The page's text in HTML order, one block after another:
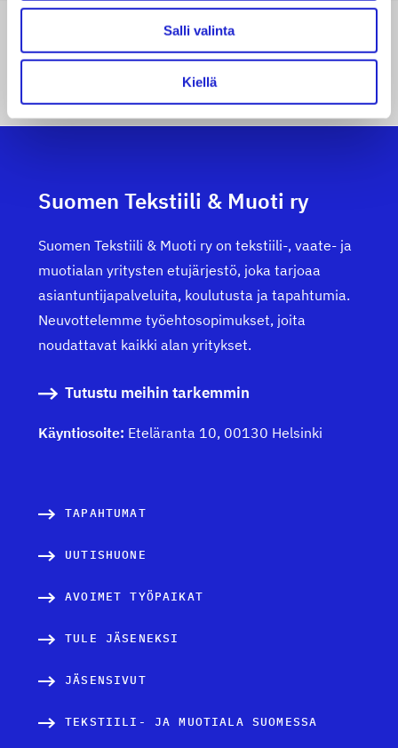
Salli valinta
Kiellä
YHTEISTYÖHAKEMISTO
Suomen Tekstiili & Muoti ry
Suomen Tekstiili & Muoti ry on tekstiili-, vaate- ja
muotialan yritysten etujärjestö, joka tarjoaa
asiantuntijapalveluita, koulutusta ja tapahtumia.
Neuvottelemme työehtosopimukset, joita
noudattavat kaikki alan yritykset.
Tutustu meihin tarkemmin
Käyntiosoite: Eteläranta 10, 00130 Helsinki
TAPAHTUMAT
UUTISHUONE
AVOIMET TYÖPAIKAT
TULE JÄSENEKSI
JÄSENSIVUT
TEKSTIILI- JA MUOTIALA SUOMESSA